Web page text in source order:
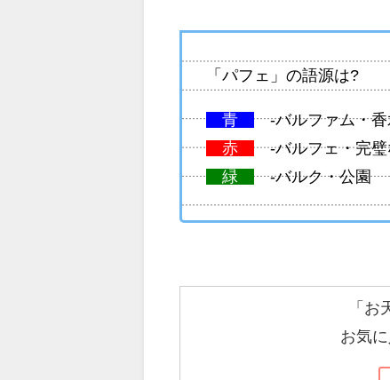
「パフェ」の語源は?
青
-バルファム・香
赤
-バルフェ・完璧
緑
-バルク・公園
「
お気